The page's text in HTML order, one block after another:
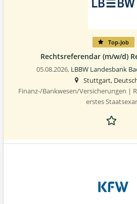
Top-Job
Rechtsreferendar (m/w/d)
05.08.2026, LBBW Landesbank
Stuttgart,
Finanz-/Bankwesen/Versicherungen |
erstes